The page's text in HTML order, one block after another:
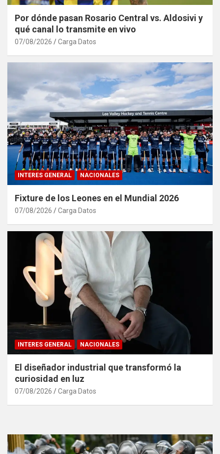
Por dónde pasan Rosario Central vs. Aldosivi y
qué canal lo transmite en vivo
07/08/2026 Carga Datos
INTERES GENERAL NACIONALES
Fixture de los Leones en el Mundial 2026
07/08/2026 Carga Datos
INTERES GENERAL NACIONALES
El diseñador industrial que transformó la
curiosidad en luz
07/08/2026 Carga Datos